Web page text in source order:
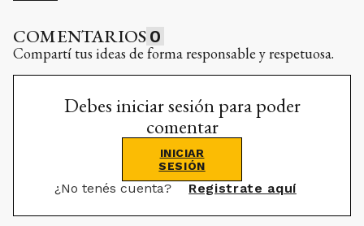
COMENTARIOS 0
Compartí tus ideas de forma responsable y respetuosa.
Debes iniciar sesión para poder
comentar
INICIAR
SESIÓN
¿No tenés cuenta? Registrate aquí